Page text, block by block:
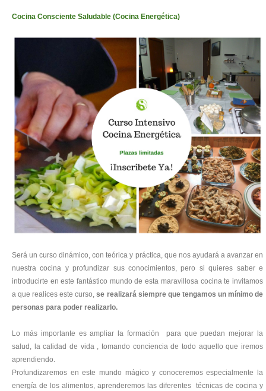
Cocina Consciente Saludable (Cocina Energética)
Será un curso dinámico, con teórica y práctica, que nos ayudará a avanzar en
nuestra cocina y profundizar sus conocimientos, pero si quieres saber e
introducirte en este fantástico mundo de esta maravillosa cocina te invitamos
a que realices este curso,se realizará siempre que tengamos un mínimo de
personas para poder realizarlo.
Lo más importante es ampliar la formación para que puedan mejorar la
salud, la calidad de vida , tomando conciencia de todo aquello que iremos
aprendiendo.
Profundizaremos en este mundo mágico y conoceremos especialmente la
energía de los alimentos, aprenderemos las diferentes técnicas de cocina y